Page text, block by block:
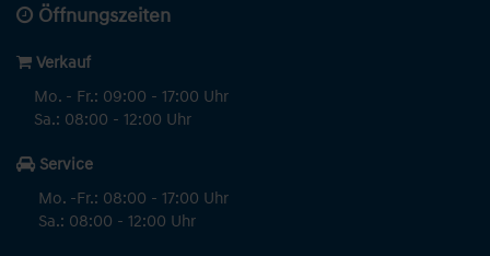
Öffnungszeiten
Verkauf
Mo. - Fr.: 09:00 - 17:00 Uhr
Sa.: 08:00 - 12:00 Uhr
Service
Mo. -Fr.: 08:00 - 17:00 Uhr
Sa.: 08:00 - 12:00 Uhr